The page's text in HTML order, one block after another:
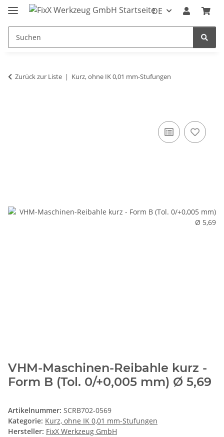
DE
Zurück zur Liste Kurz, ohne IK 0,01 mm-Stufungen
VHM-Maschinen-Reibahle kurz -
Form B (Tol. 0/+0,005 mm) Ø 5,69
Artikelnummer: SCRB702-0569
Kategorie: Kurz, ohne IK 0,01 mm-Stufungen
Hersteller: FixX Werkzeug GmbH